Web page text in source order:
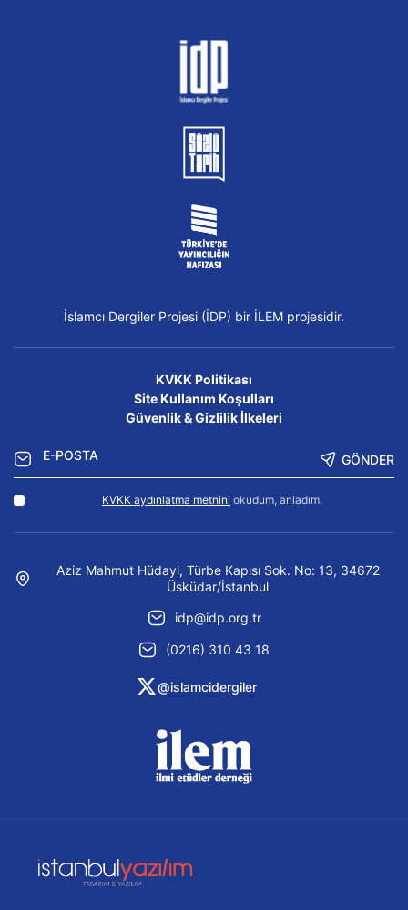
İslamcı Dergiler Projesi (İDP) bir İLEM projesidir.
KVKK Politikası
Site Kullanım Koşulları
Güvenlik & Gizlilik İlkeleri
GÖNDER
KVKK aydınlatma metnini okudum, anladım.
Aziz Mahmut Hüdayi, Türbe Kapısı Sok. No: 13, 34672
Üsküdar/İstanbul
idp@idp.org.tr
(0216) 310 43 18
@islamcidergiler